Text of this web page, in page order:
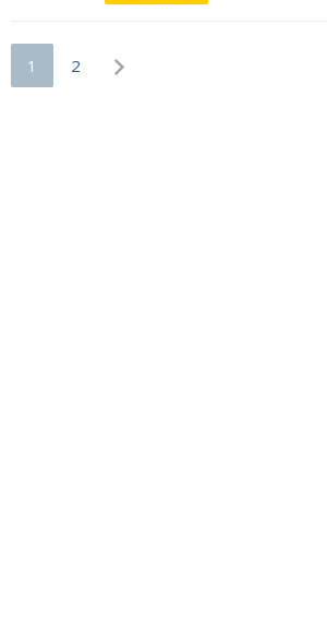
1 2